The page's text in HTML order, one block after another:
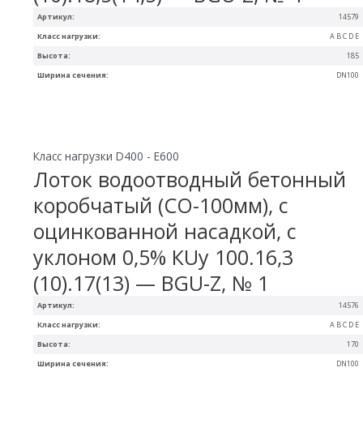
Артикул: 14579
Ширина сечения: DN100
Высота: 185
Класс нагрузки: A B C D E
Артикул: 14576
Ширина сечения: DN100
Высота: 170
Класс нагрузки: A B C D E
Класс нагрузки D400 - E600
Лоток водоотводный бетонный
коробчатый (СО-100мм), с
оцинкованной насадкой, с
уклоном 0,5% КUу 100.16,3
(10).17(13) — BGU-Z, № 1